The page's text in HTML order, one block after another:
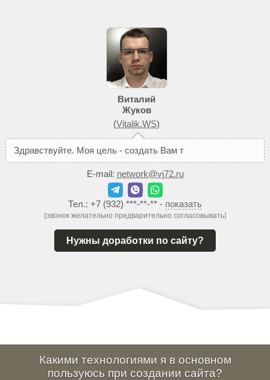
Виталий
Жуков
(Vitalik.WS)
Здравствуйте. Моя цель - создать Вам та
E-mail: network@vj72.ru
Тел.: +7 (932) ***-**-** - показать
(звонок желательно предварительно согласовывать)
Нужны доработки по сайту?
Какими технологиями я в основном
пользуюсь при создании сайта?